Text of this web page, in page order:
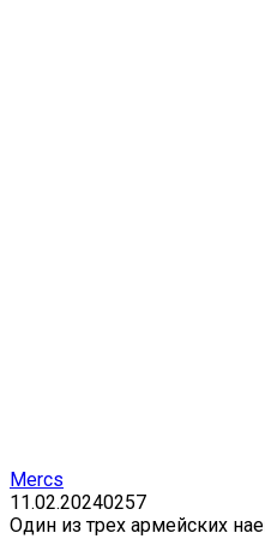
Mercs
11.02.20240257
Один из трех армейских